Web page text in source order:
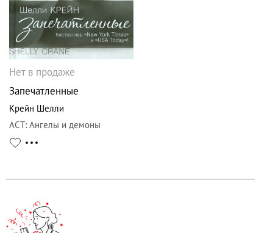
Нет в продаже
Запечатленные
Крейн Шелли
АСТ: Ангелы и демоны